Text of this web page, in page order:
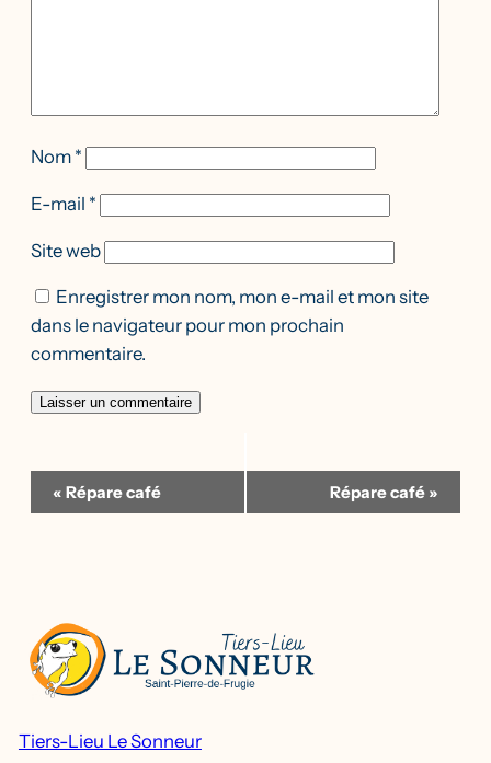
Nom *
E-mail *
Site web
Enregistrer mon nom, mon e-mail et mon site
dans le navigateur pour mon prochain
commentaire.
Navigation
Évènement
« Répare café Répare café »
Tiers-Lieu Le Sonneur